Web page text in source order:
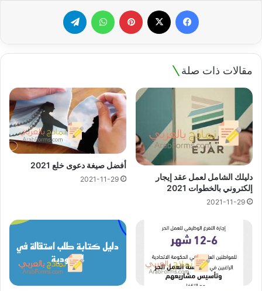
فيسبوك بينتيريست واتساب
مقالات ذات صلة
دليلك الشامل لعمل عقد إيجار
إلكتروني بالخطوات 2021
2021-11-29
أفضل صيغة دعوى خلع 2021
2021-11-29